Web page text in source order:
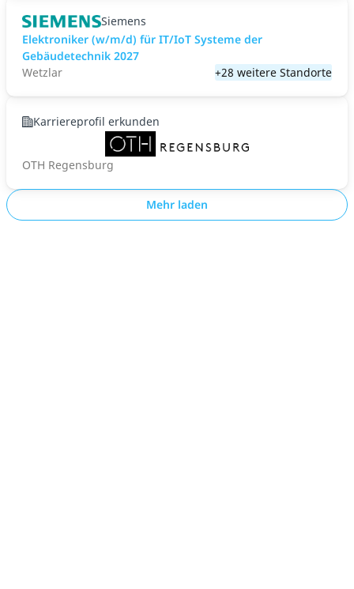
Siemens
Elektroniker (w/m/d) für IT/IoT Systeme der
Gebäudetechnik 2027
Wetzlar
+28 weitere Standorte
Karriereprofil erkunden
OTH Regensburg
Mehr laden